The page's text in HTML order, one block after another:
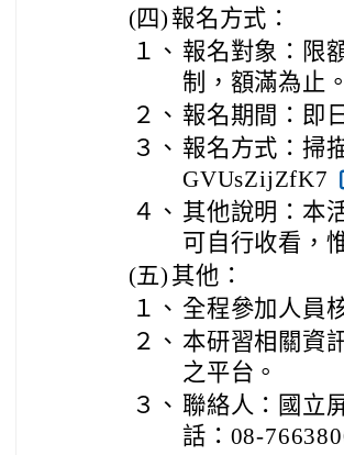
(四) 報名方式：
１、 報名對象：限
制，額滿為止。
２、 報名期間：即
３、 報名方式：掃
GVUsZijZfK7
４、 其他說明：本
可自行收看，
(五) 其他：
１、 全程參加人員
２、 本研習相關資
之平台。
３、 聯絡人：國立
話：08-